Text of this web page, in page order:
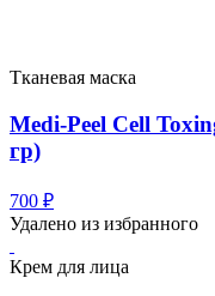
Тканевая маска
Medi-Peel Cell
гр)
700 ₽
Удалено из избранного
Крем для лица